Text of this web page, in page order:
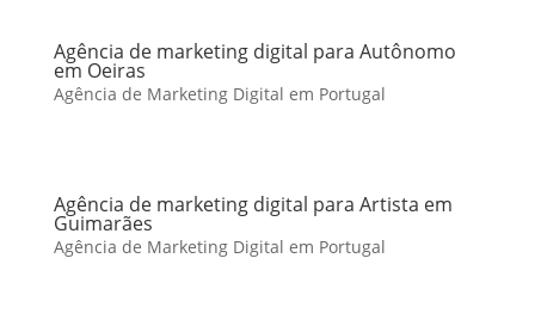
Agência de marketing digital para Autônomo
em Oeiras
Agência de Marketing Digital em Portugal
Agência de marketing digital para Artista em
Guimarães
Agência de Marketing Digital em Portugal